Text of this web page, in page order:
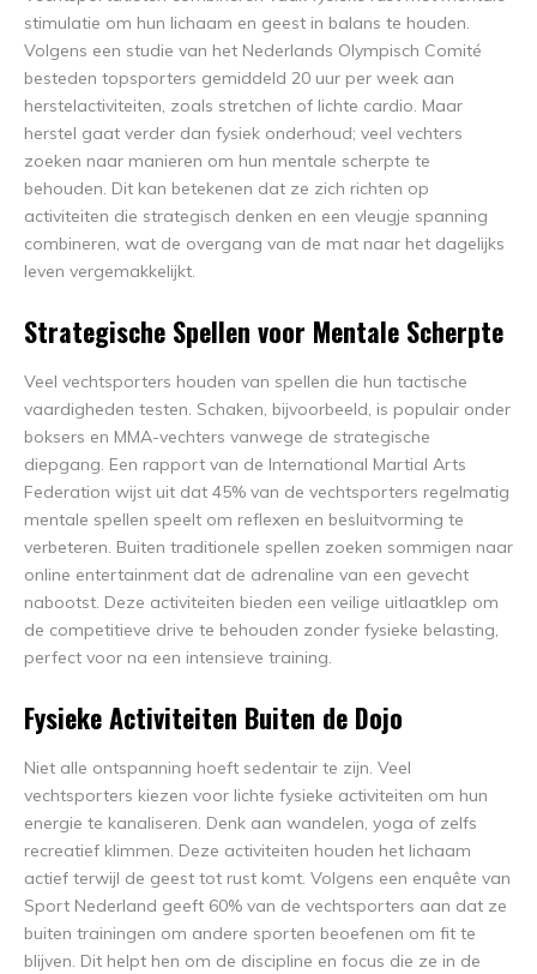
stimulatie om hun lichaam en geest in balans te houden.
Volgens een studie van het Nederlands Olympisch Comité
besteden topsporters gemiddeld 20 uur per week aan
herstelactiviteiten, zoals stretchen of lichte cardio. Maar
herstel gaat verder dan fysiek onderhoud; veel vechters
zoeken naar manieren om hun mentale scherpte te
behouden. Dit kan betekenen dat ze zich richten op
activiteiten die strategisch denken en een vleugje spanning
combineren, wat de overgang van de mat naar het dagelijks
leven vergemakkelijkt.
Strategische Spellen voor Mentale Scherpte
Veel vechtsporters houden van spellen die hun tactische
vaardigheden testen. Schaken, bijvoorbeeld, is populair onder
boksers en MMA-vechters vanwege de strategische
diepgang. Een rapport van de International Martial Arts
Federation wijst uit dat 45% van de vechtsporters regelmatig
mentale spellen speelt om reflexen en besluitvorming te
verbeteren. Buiten traditionele spellen zoeken sommigen naar
online entertainment dat de adrenaline van een gevecht
nabootst. Deze activiteiten bieden een veilige uitlaatklep om
de competitieve drive te behouden zonder fysieke belasting,
perfect voor na een intensieve training.
Fysieke Activiteiten Buiten de Dojo
Niet alle ontspanning hoeft sedentair te zijn. Veel
vechtsporters kiezen voor lichte fysieke activiteiten om hun
energie te kanaliseren. Denk aan wandelen, yoga of zelfs
recreatief klimmen. Deze activiteiten houden het lichaam
actief terwijl de geest tot rust komt. Volgens een enquête van
Sport Nederland geeft 60% van de vechtsporters aan dat ze
buiten trainingen om andere sporten beoefenen om fit te
blijven. Dit helpt hen om de discipline en focus die ze in de